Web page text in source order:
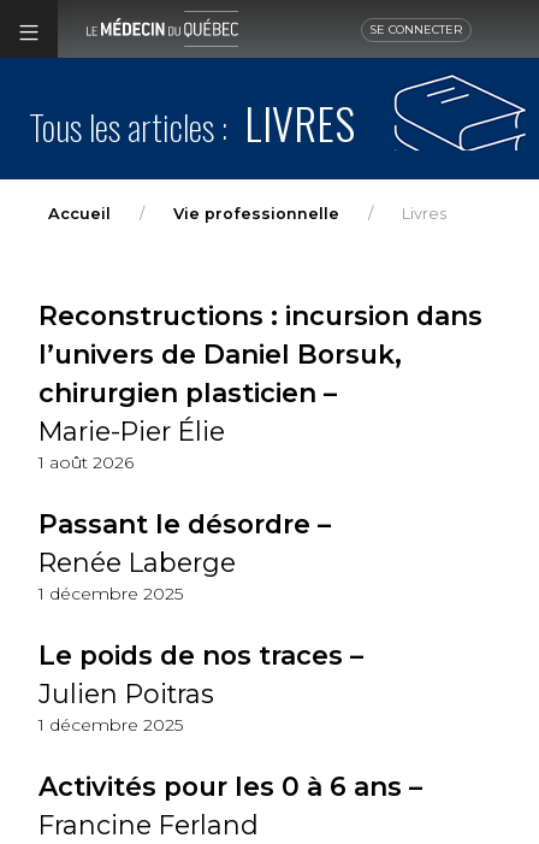
SE CONNECTER
Tous les articles : LIVRES
Accueil Vie professionnelle Livres
Reconstructions : incursion dans
l’univers de Daniel Borsuk,
chirurgien plasticien –
Marie-Pier Élie
1 août 2026
Passant le désordre –
Renée Laberge
1 décembre 2025
Le poids de nos traces –
Julien Poitras
1 décembre 2025
Activités pour les 0 à 6 ans –
Francine Ferland